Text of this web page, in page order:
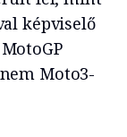
képviselő
Moto3-